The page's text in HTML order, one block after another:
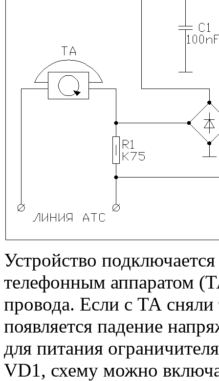
Устройство
телефонным аппаратом
провода. Если с ТА сняли
появляется падение
для питания
VD1, схему можно